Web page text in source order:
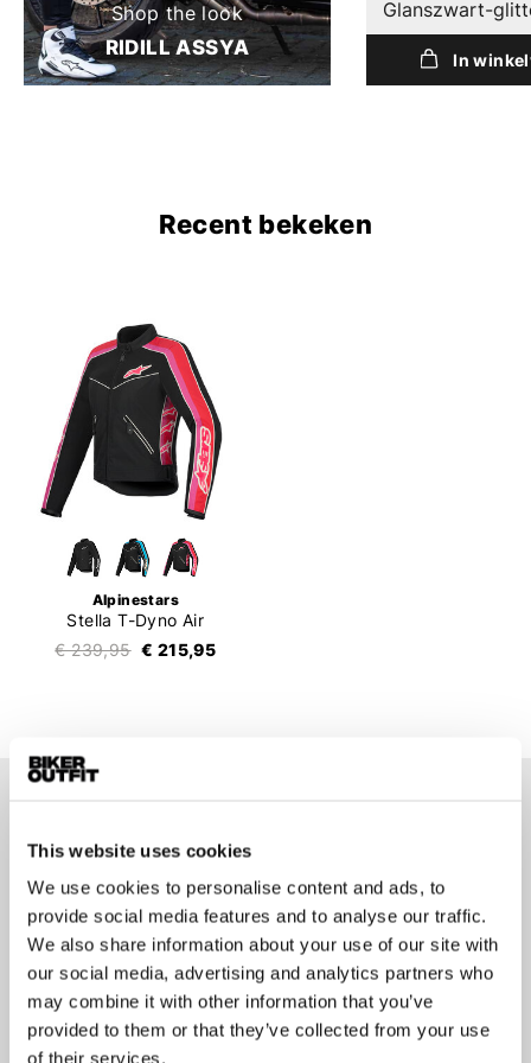
This website uses cookies
We use cookies to personalise content and ads, to
provide social media features and to analyse our traffic.
We also share information about your use of our site with
our social media, advertising and analytics partners who
may combine it with other information that you’ve
provided to them or that they’ve collected from your use
of their services.
Shop the look
RIDILL ASSYA
Glanszwart-
In
Recent bekeken
Alpinestars
Stella T-Dyno Air
€ 239,95 € 215,95
Geen zorgen, wij zullen je niet spammen